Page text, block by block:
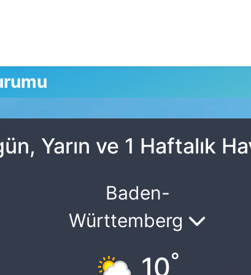
Yarın ve 1 Haftalık
Baden-
Württemberg
10°